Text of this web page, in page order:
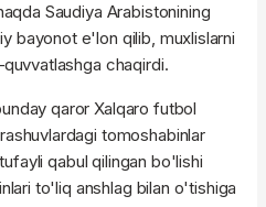
Saudiya Arabistonining
bayonot e'lon qilib, muxlislarni
chaqirdi.
qaror Xalqaro futbol
tomoshabinlar
qabul qilingan bo'lishi
to'liq anshlag bilan o'tishiga